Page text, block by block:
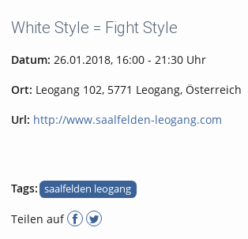
White Style = Fight Style
Datum: 26.01.2018, 16:00 - 21:30 Uhr
Ort: Leogang 102, 5771 Leogang, Österreich
Url: http://www.saalfelden-leogang.com
Tags: saalfelden leogang
Teilen auf